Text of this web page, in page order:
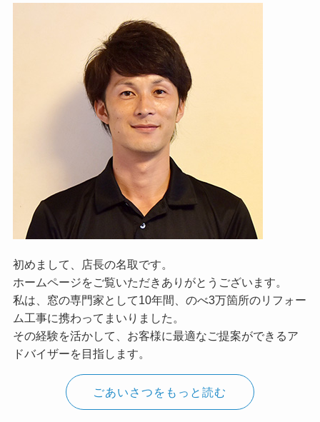
初めまして、店長の名取です。
ホームページをご覧いただきありがとうございます。
私は、窓の専門家として10年間、のべ3万箇所のリフォー
ム工事に携わってまいりました。
その経験を活かして、お客様に最適なご提案ができるア
ドバイザーを目指します。
ごあいさつをもっと読む